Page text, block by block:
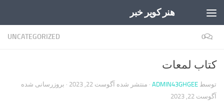
هنر کویر خبر
UNCATEGORIZED 0
کتاب لمعات
توسط ADMIN43GHGEE · منتشر شده آگوست 22, 2023
· بروزرسانی شده
آگوست 22, 2023